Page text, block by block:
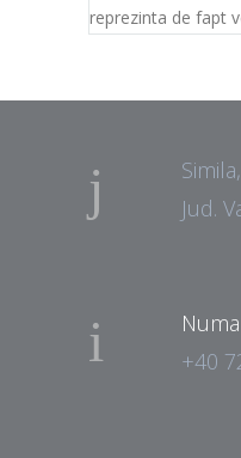
reprezinta de fapt
Jud.
+40